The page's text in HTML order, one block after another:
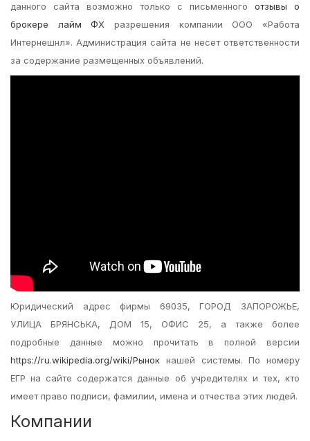
данного сайта возможно только с письменного отзывы о
брокере лайм ФХ разрешения компании ООО «Работа
Интернешнл». Администрация сайта не несет ответственности
за содержание размещенных объявлений.
Юридический адрес фирмы 69035, ГОРОД ЗАПОРОЖЬЕ,
УЛИЦА БРЯНСЬКА, ДОМ 15, ОФИС 25, а также более
подробные данные можно прочитать в полной версии
https://ru.wikipedia.org/wiki/Рынок нашей системы. По номеру
EГР на сайте содержатся данные об учредителях и тех, кто
имеет право подписи, фамилии, имена и отчества этих людей.
Компании